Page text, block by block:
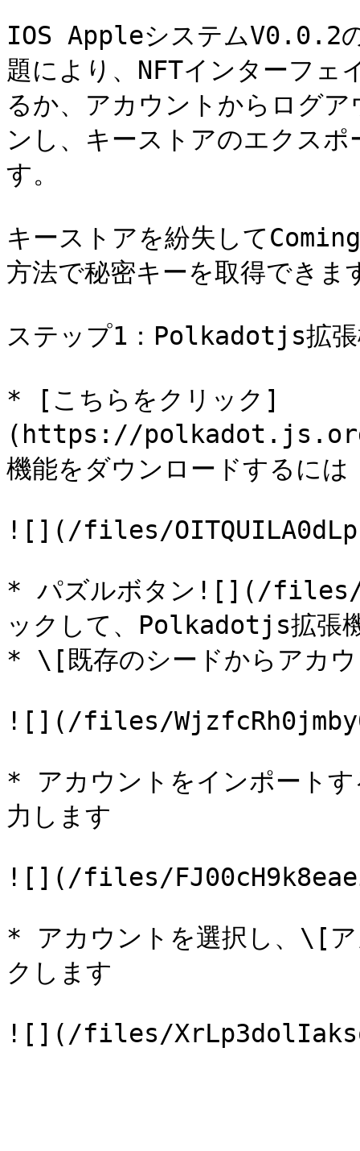
IOS AppleシステムV0.0.2
題により、NFTインターフェ
るか、アカウントからログ
ンし、キーストアのエクス
す。
キーストアを紛失して
方法で秘密キーを取得できま
ステップ1：Polkadotjs拡張
* [こちらをクリック]
(https://
機能をダウンロードするには
![](/files/
* パズルボタン![](/files/
ックして、Polkadotjs拡張
* \[既存のシードからアカウ
![](/files/
* アカウントをインポート
力します
![](/files/
* アカウントを選択し、\[ア
クします